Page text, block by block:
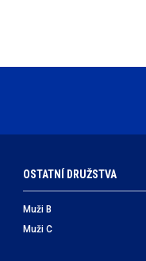
OSTATNÍ DRUŽSTVA
Muži B
Muži C